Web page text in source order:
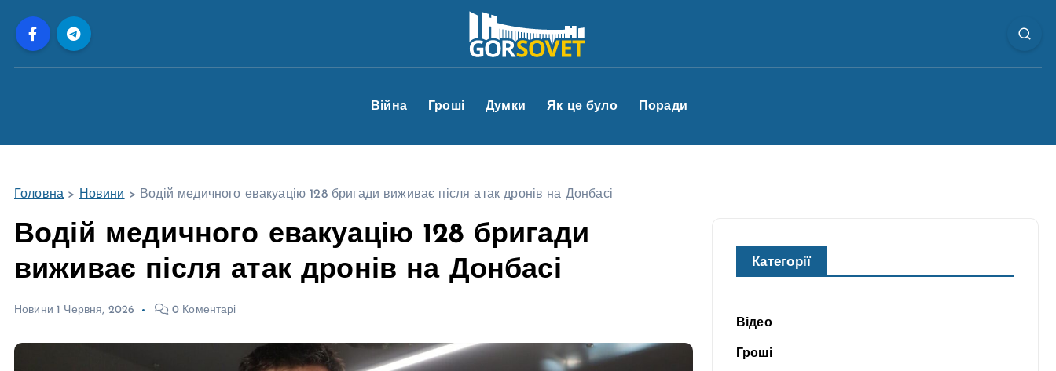
Війна Гроші Думки Як це було Поради
Головна > Новини > Водій медичного евакуацію 128 бригади виживає після атак дронів на Донбасі
Водій медичного евакуацію 128 бригади
виживає після атак дронів на Донбасі
Новини 1 Червня, 2026 0 Коментарі
Категорії
Відео
Гроші